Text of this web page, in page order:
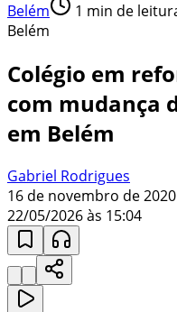
Belém 1 min de
Belém
Colégio em
com mudança
em Belém
Gabriel Rodrigues
16 de novembro de
22/05/2026 às 15:04